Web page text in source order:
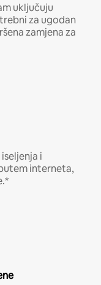
uključuju
za ugodan
zamjena za
i
interneta,